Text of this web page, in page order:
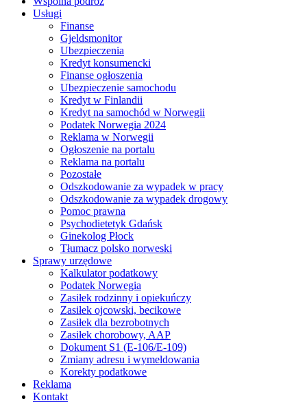
Usługi
Finanse
Gjeldsmonitor
Ubezpieczenia
Kredyt konsumencki
Finanse ogłoszenia
Ubezpieczenie samochodu
Kredyt w Finlandii
Kredyt na samochód w Norwegii
Podatek Norwegia 2024
Reklama w Norwegii
Ogłoszenie na portalu
Reklama na portalu
Pozostałe
Odszkodowanie za wypadek w pracy
Odszkodowanie za wypadek drogowy
Pomoc prawna
Psychodietetyk Gdańsk
Ginekolog Płock
Tłumacz polsko norweski
Sprawy urzędowe
Kalkulator podatkowy
Podatek Norwegia
Zasiłek rodzinny i opiekuńczy
Zasiłek ojcowski, becikowe
Zasiłek dla bezrobotnych
Zasiłek chorobowy, AAP
Dokument S1 (E-106/E-109)
Zmiany adresu i wymeldowania
Korekty podatkowe
Reklama
Kontakt